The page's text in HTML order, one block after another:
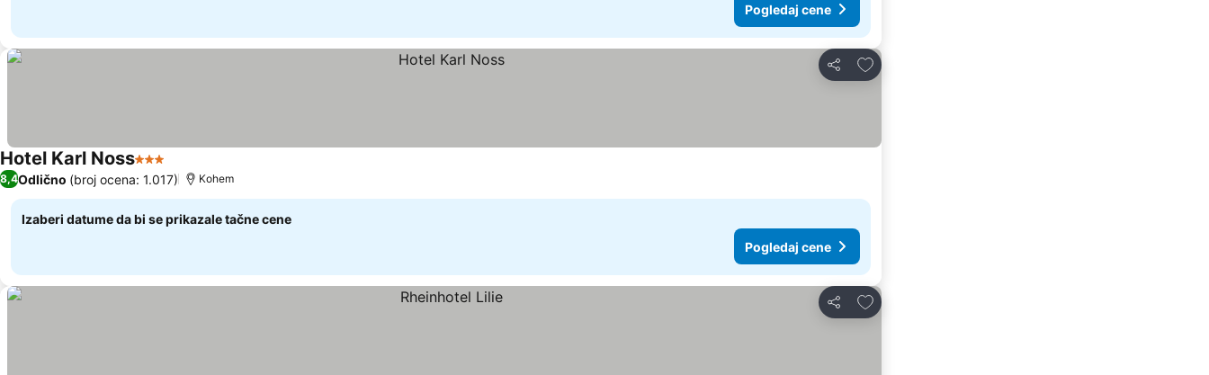
Pogledaj cene
Deli
Dodati u favorite
Hotel Karl Noss3 Zvezdice
8,4Odlično (broj ocena: 1.017) Kohem
Izaberi datume da bi se prikazale tačne cene
Pogledaj cene
Deli
Dodati u favorite